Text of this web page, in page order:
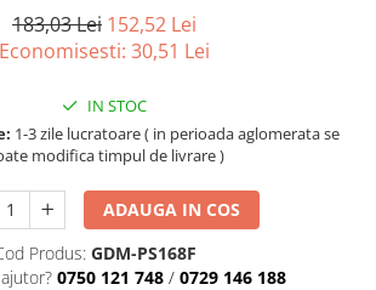
183,03 Lei 152,52 Lei
Economisesti: 30,51 Lei
IN STOC
1-3 zile lucratoare ( in perioada aglomerata se
modifica timpul de livrare )
ADAUGA IN COS
Produs: GDM-PS168F
0750 121 748 / 0729 146 188